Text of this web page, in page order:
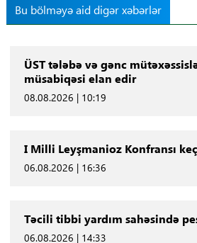
Bu bölməyə aid digər xəbərlər
ÜST tələbə və gənc
müsabiqəsi elan edir
08.08.2026 | 10:19
I Milli Leyşmanioz Konfransı
06.08.2026 | 16:36
Təcili tibbi yardım sahəsində
06.08.2026 | 14:33